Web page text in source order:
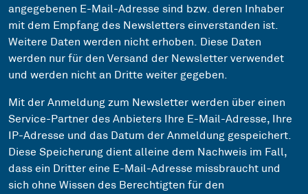
angegebenen E-Mail-Adresse sind bzw. deren Inhaber
mit dem Empfang des Newsletters einverstanden ist.
Weitere Daten werden nicht erhoben. Diese Daten
werden nur für den Versand der Newsletter verwendet
und werden nicht an Dritte weiter gegeben.
Mit der Anmeldung zum Newsletter werden über einen
Service-Partner des Anbieters Ihre E-Mail-Adresse, Ihre
IP-Adresse und das Datum der Anmeldung gespeichert.
Diese Speicherung dient alleine dem Nachweis im Fall,
dass ein Dritter eine E-Mail-Adresse missbraucht und
sich ohne Wissen des Berechtigten für den